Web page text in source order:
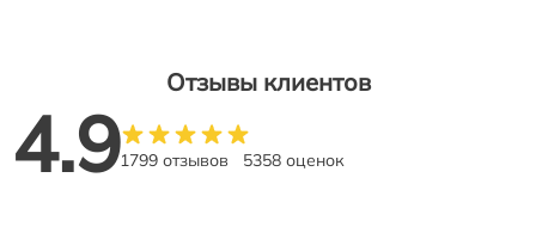
Отзывы клиентов
4.91799 отзывов 5358 оценок